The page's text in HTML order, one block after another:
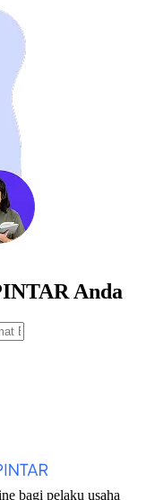
Anda
bagi pelaku usaha